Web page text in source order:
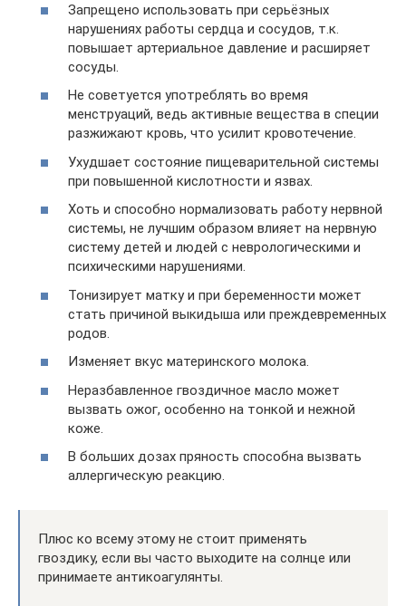
Запрещено использовать при серьёзных
нарушениях работы сердца и сосудов, т.к.
повышает артериальное давление и расширяет
сосуды.
Не советуется употреблять во время
менструаций, ведь активные вещества в специи
разжижают кровь, что усилит кровотечение.
Ухудшает состояние пищеварительной системы
при повышенной кислотности и язвах.
Хоть и способно нормализовать работу нервной
системы, не лучшим образом влияет на нервную
систему детей и людей с неврологическими и
психическими нарушениями.
Тонизирует матку и при беременности может
стать причиной выкидыша или преждевременных
родов.
Изменяет вкус материнского молока.
Неразбавленное гвоздичное масло может
вызвать ожог, особенно на тонкой и нежной
коже.
В больших дозах пряность способна вызвать
аллергическую реакцию.
Плюс ко всему этому не стоит применять
гвоздику, если вы часто выходите на солнце или
принимаете антикоагулянты.